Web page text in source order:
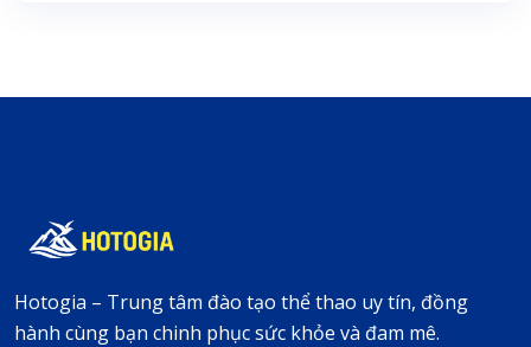
Hotogia – Trung tâm đào tạo thể thao uy tín, đồng
hành cùng bạn chinh phục sức khỏe và đam mê.